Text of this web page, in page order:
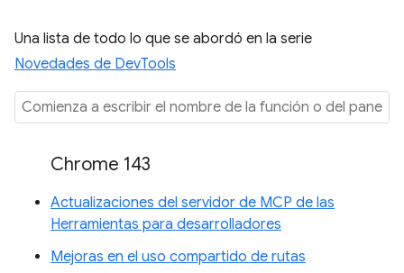
Una lista de todo lo que se abordó en la serie
Novedades de DevTools
Chrome 143
Actualizaciones del servidor de MCP de las
Herramientas para desarrolladores
Mejoras en el uso compartido de rutas